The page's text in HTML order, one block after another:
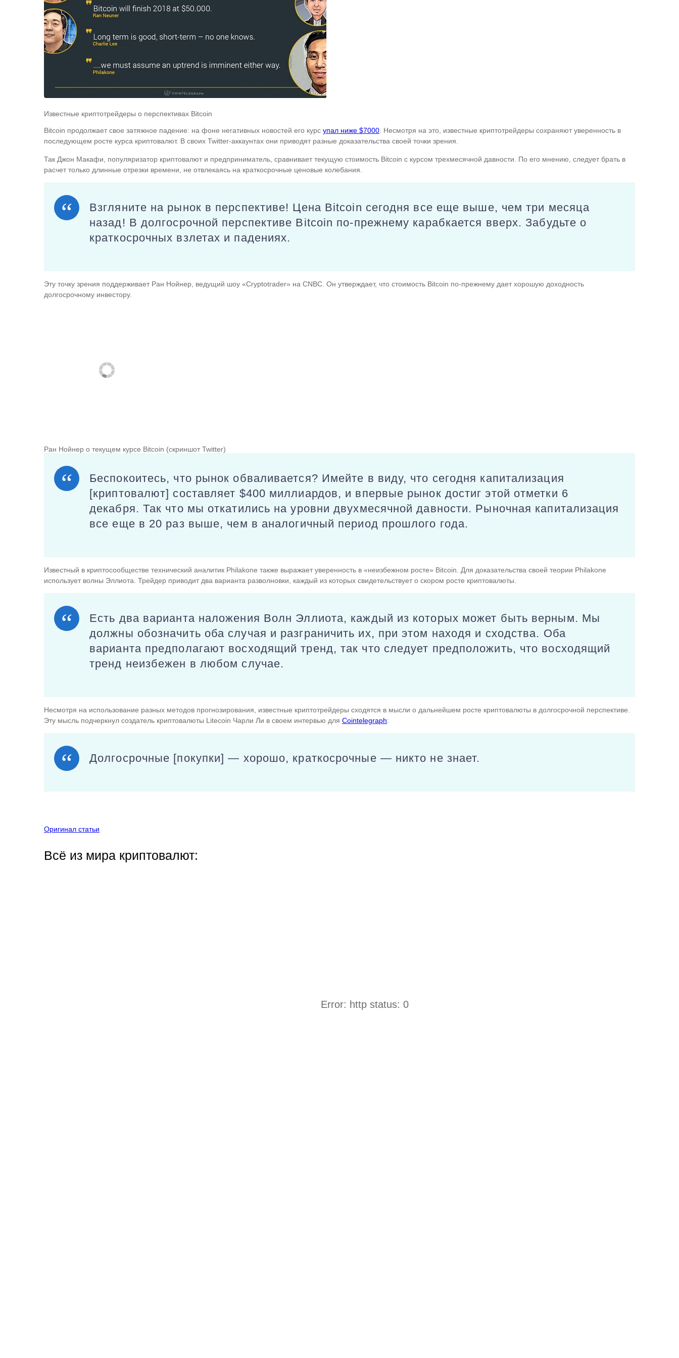
Известные криптотрейдеры о перспективах Bitcoin
Bitcoin продолжает свое затяжное падение: на фоне негативных новостей его курс упал ниже $7000 . Несмотря на это, известные криптотрейдеры сохраняют уверенность в
последующем росте курса криптовалют. В своих Twitter-аккаунтах они приводят разные доказательства своей точки зрения.
Так Джон Макафи, популяризатор криптовалют и предприниматель, сравнивает текущую стоимость Bitcoin с курсом трехмесячной давности. По его мнению, следует брать в
расчет только длинные отрезки времени, не отвлекаясь на краткосрочные ценовые колебания.
Взгляните на рынок в перспективе! Цена Bitcoin сегодня все еще выше, чем три месяца
назад! В долгосрочной перспективе Bitcoin по-прежнему карабкается вверх. Забудьте о
краткосрочных взлетах и падениях.
Эту точку зрения поддерживает Ран Нойнер, ведущий шоу «Cryptotrader» на CNBC. Он утверждает, что стоимость Bitcoin по-прежнему дает хорошую доходность
долгосрочному инвестору.
Ран Нойнер о текущем курсе Bitcoin (скриншот Twitter)
Беспокоитесь, что рынок обваливается? Имейте в виду, что сегодня капитализация
[криптовалют] составляет $400 миллиардов, и впервые рынок достиг этой отметки 6
декабря. Так что мы откатились на уровни двухмесячной давности. Рыночная капитализация
все еще в 20 раз выше, чем в аналогичный период прошлого года.
Известный в криптосообществе технический аналитик Philakone также выражает уверенность в «неизбежном росте» Bitcoin. Для доказательства своей теории Philakone
использует волны Эллиота. Трейдер приводит два варианта разволновки, каждый из которых свидетельствует о скором росте криптовалюты.
Есть два варианта наложения Волн Эллиота, каждый из которых может быть верным. Мы
должны обозначить оба случая и разграничить их, при этом находя и сходства. Оба
варианта предполагают восходящий тренд, так что следует предположить, что восходящий
тренд неизбежен в любом случае.
Несмотря на использование разных методов прогнозирования, известные криптотрейдеры сходятся в мысли о дальнейшем росте криптовалюты в долгосрочной перспективе.
Эту мысль подчеркнул создатель криптовалюты Litecoin Чарли Ли в своем интервью для Cointelegraph:
Долгосрочные [покупки] — хорошо, краткосрочные — никто не знает.
Оригинал статьи
Всё из мира криптовалют:
Error: http status: 0